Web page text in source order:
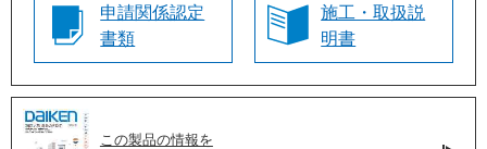
申請関係認定
書類
施工・取扱説
明書
この製品の情報を